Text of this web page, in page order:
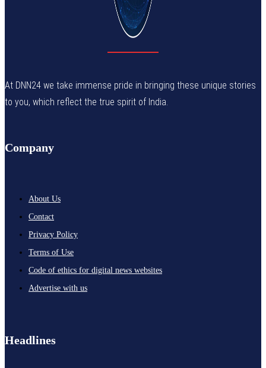
At DNN24 we take immense pride in bringing these unique stories
to you, which reflect the true spirit of India.
Company
About Us
Contact
Privacy Policy
Terms of Use
Code of ethics for digital news websites
Advertise with us
Headlines